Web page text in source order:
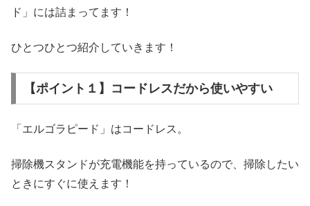
ド」には詰まってます！
ひとつひとつ紹介していきます！
【ポイント１】コードレスだから使いやすい
「エルゴラピード」はコードレス。
掃除機スタンドが充電機能を持っているので、掃除したい
ときにすぐに使えます！